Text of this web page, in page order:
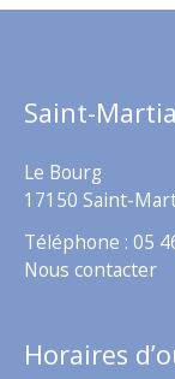
Saint-
Le Bourg
17150 Saint-
Téléphone : 05
Nous contacter
Horaires